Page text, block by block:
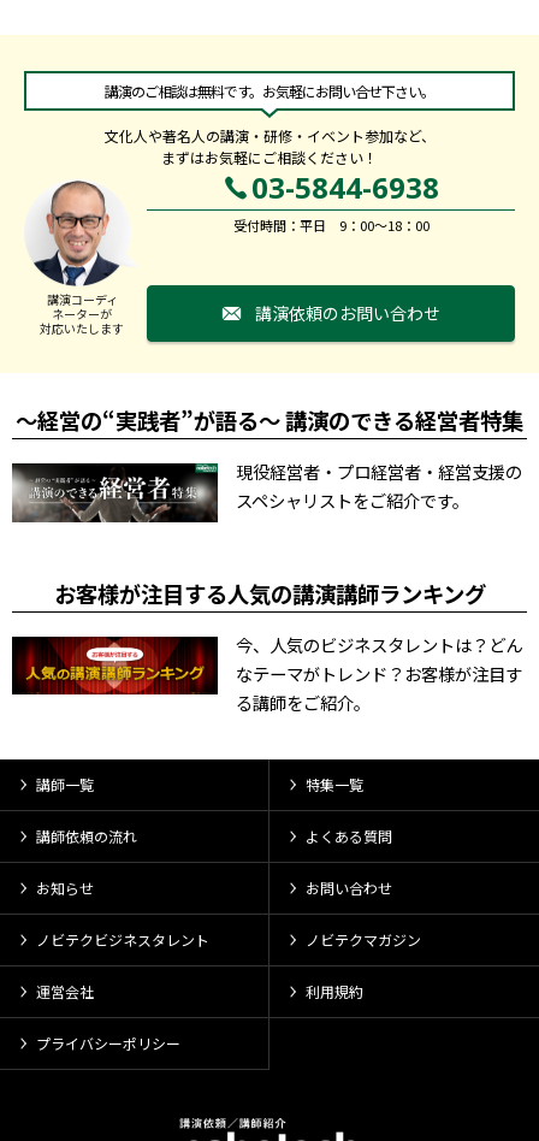
講演のご相談は無料です。お気軽にお問い合せ下さい。
文化人や著名人の講演・研修・イベント参加など、
まずはお気軽にご相談ください！
講演コーディ
ネーターが
対応いたします
03-5844-6938
受付時間：平日 9：00～18：00
講演依頼のお問い合わせ
～経営の“実践者”が語る～ 講演のできる経営者特集
現役経営者・プロ経営者・経営支援の
スペシャリストをご紹介です。
お客様が注目する人気の講演講師ランキング
今、人気のビジネスタレントは？どん
なテーマがトレンド？お客様が注目す
る講師をご紹介。
講師一覧 特集一覧
講師依頼の流れ よくある質問
お知らせ お問い合わせ
ノビテクビジネスタレント ノビテクマガジン
運営会社 利用規約
プライバシーポリシー